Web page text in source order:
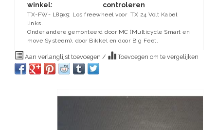
winkel:
controleren
TX-FW- L89x9; Los freewheel voor TX 24 Volt Kabel
links.
Onder andere gemonteerd door MC (Multicycle Smart en
move Systeem), door Bikkel en door Big Feet.
Aan verlanglijst toevoegen / Toevoegen om te vergelijken